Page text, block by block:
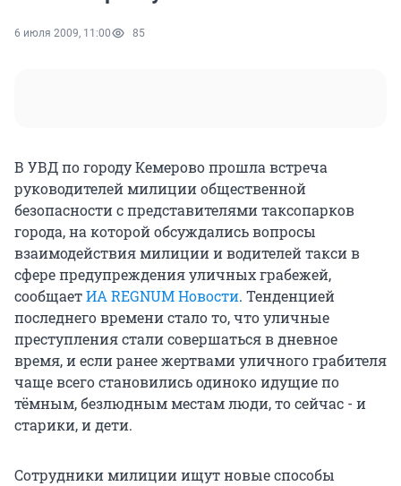
6 июля 2009, 11:00 85
В УВД по городу Кемерово прошла встреча
руководителей милиции общественной
безопасности с представителями таксопарков
города, на которой обсуждались вопросы
взаимодействия милиции и водителей такси в
сфере предупреждения уличных грабежей,
сообщаетИА REGNUM Новости. Тенденцией
последнего времени стало то, что уличные
преступления стали совершаться в дневное
время, и если ранее жертвами уличного грабителя
чаще всего становились одиноко идущие по
тёмным, безлюдным местам люди, то сейчас - и
старики, и дети.
Сотрудники милиции ищут новые способы